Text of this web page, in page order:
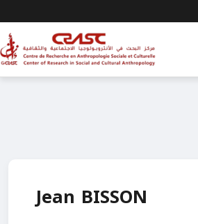
Jean BISSON